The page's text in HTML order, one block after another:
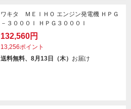
ワキタ ＭＥＩＨＯ エンジン発電機 ＨＰＧ
－３０００Ｉ ＨＰＧ３０００Ｉ
132,560円
13,256ポイント
送料無料、8月13日（木） お届け